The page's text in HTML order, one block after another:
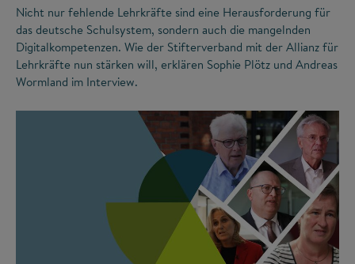
Nicht nur fehlende Lehrkräfte sind eine Herausforderung für
das deutsche Schulsystem, sondern auch die mangelnden
Digitalkompetenzen. Wie der Stifterverband mit der Allianz für
Lehrkräfte nun stärken will, erklären Sophie Plötz und Andreas
Wormland im Interview.